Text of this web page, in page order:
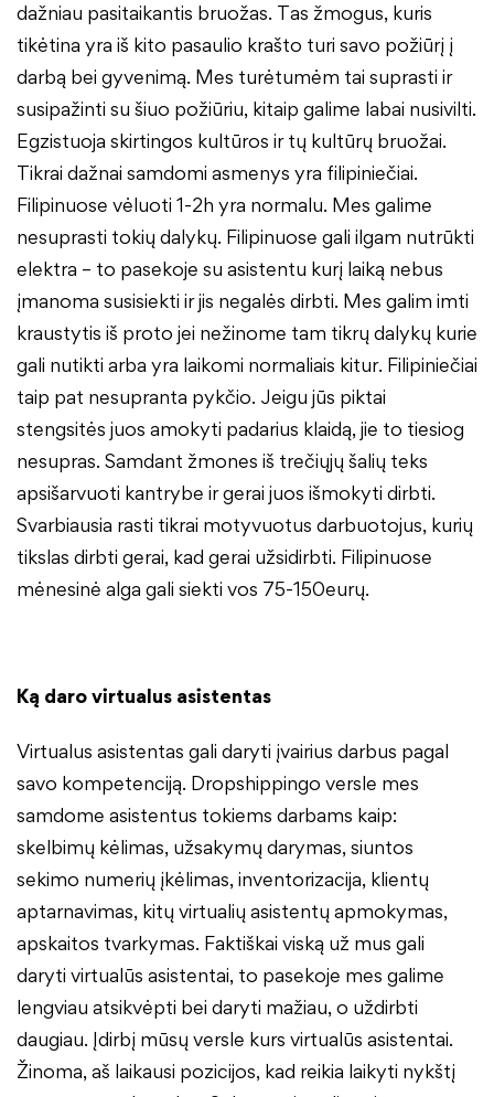
dažniau pasitaikantis bruožas. Tas žmogus, kuris
tikėtina yra iš kito pasaulio krašto turi savo požiūrį į
darbą bei gyvenimą. Mes turėtumėm tai suprasti ir
susipažinti su šiuo požiūriu, kitaip galime labai nusivilti.
Egzistuoja skirtingos kultūros ir tų kultūrų bruožai.
Tikrai dažnai samdomi asmenys yra filipiniečiai.
Filipinuose vėluoti 1-2h yra normalu. Mes galime
nesuprasti tokių dalykų. Filipinuose gali ilgam nutrūkti
elektra – to pasekoje su asistentu kurį laiką nebus
įmanoma susisiekti ir jis negalės dirbti. Mes galim imti
kraustytis iš proto jei nežinome tam tikrų dalykų kurie
gali nutikti arba yra laikomi normaliais kitur. Filipiniečiai
taip pat nesupranta pykčio. Jeigu jūs piktai
stengsitės juos amokyti padarius klaidą, jie to tiesiog
nesupras. Samdant žmones iš trečiųjų šalių teks
apsišarvuoti kantrybe ir gerai juos išmokyti dirbti.
Svarbiausia rasti tikrai motyvuotus darbuotojus, kurių
tikslas dirbti gerai, kad gerai užsidirbti. Filipinuose
mėnesinė alga gali siekti vos 75-150eurų.
Ką daro virtualus asistentas
Virtualus asistentas gali daryti įvairius darbus pagal
savo kompetenciją. Dropshippingo versle mes
samdome asistentus tokiems darbams kaip:
skelbimų kėlimas, užsakymų darymas, siuntos
sekimo numerių įkėlimas, inventorizacija, klientų
aptarnavimas, kitų virtualių asistentų apmokymas,
apskaitos tvarkymas. Faktiškai viską už mus gali
daryti virtualūs asistentai, to pasekoje mes galime
lengviau atsikvėpti bei daryti mažiau, o uždirbti
daugiau. Įdirbį mūsų versle kurs virtualūs asistentai.
Žinoma, aš laikausi pozicijos, kad reikia laikyti nykštį